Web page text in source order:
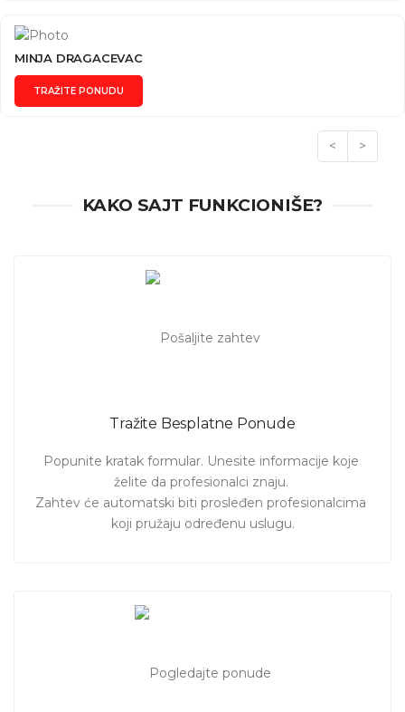
MINJA DRAGACEVAC
TRAŽITE PONUDU
< >
KAKO SAJT FUNKCIONIŠE?
Tražite Besplatne Ponude
Popunite kratak formular. Unesite informacije koje
želite da profesionalci znaju.
Zahtev će automatski biti prosleđen profesionalcima
koji pružaju određenu uslugu.